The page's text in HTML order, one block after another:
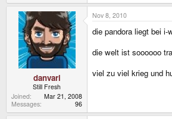
danvari
Still Fresh
Joined
Mar 21, 2008
Messages
96
Nov 8, 2010
die pandora liegt bei i-
die welt ist soooooo
viel zu viel krieg und